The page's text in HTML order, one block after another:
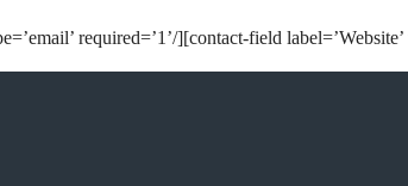
required=’1’/][contact-field